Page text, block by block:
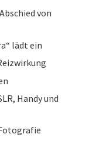
von
lädt ein
Handy und